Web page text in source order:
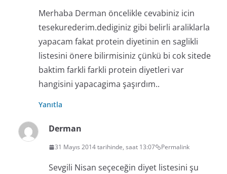
Merhaba Derman öncelikle cevabiniz icin
tesekurederim.dediginiz gibi belirli araliklarla
yapacam fakat protein diyetinin en saglikli
listesini önere bilirmisiniz çünkü bi cok sitede
baktim farkli farkli protein diyetleri var
hangisini yapacagima şaşırdım..
Yanıtla
Derman
31 Mayıs 2014 tarihinde, saat 13:07 Permalink
Sevgili Nisan seçeceğin diyet listesini şu